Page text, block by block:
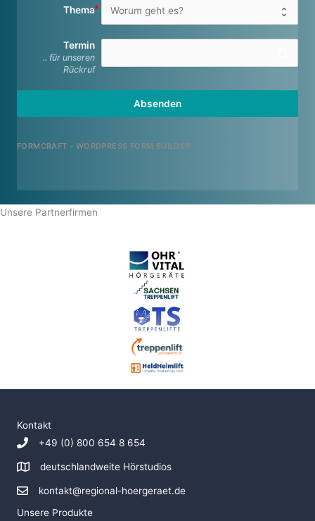
Thema
Termin
.. für unseren
Rückruf
Absenden
FORMCRAFT - WORDPRESS FORM BUILDER
Unsere Partnerfirmen
Kontakt
+49 (0) 800 654 8 654
deutschlandweite Hörstudios
kontakt@regional-hoergeraet.de
Unsere Produkte